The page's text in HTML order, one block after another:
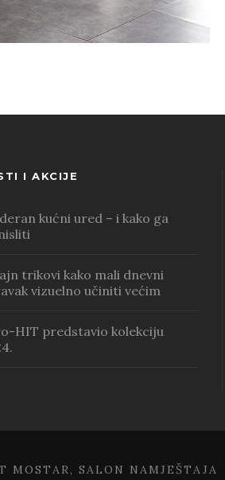
I AKCIJE
kućni ured – i kako ga
trikovi kako mali dnevni
vizuelno učiniti većim
HIT predstavio kolekciju
MOSTAR, SALON NAMJEŠTAJA